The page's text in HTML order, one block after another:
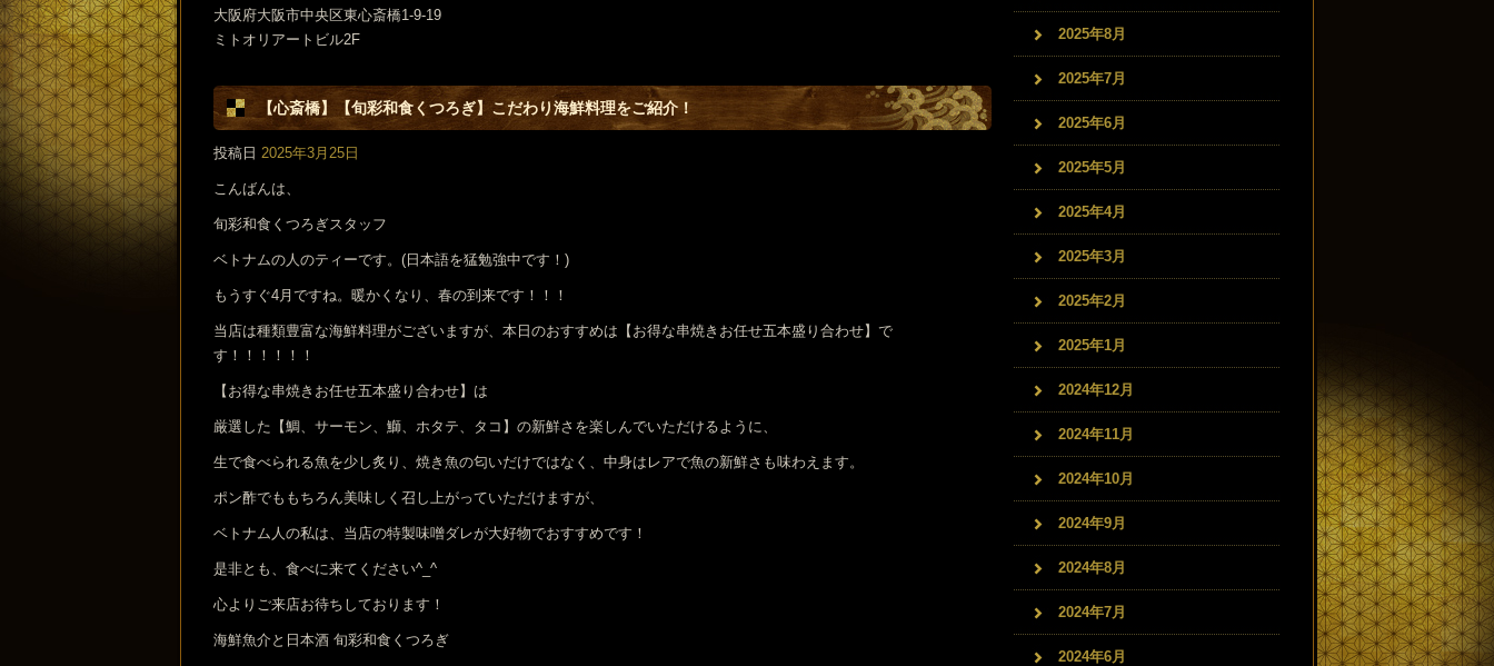
大阪府大阪市中央区東心斎橋1-9-19
ミトオリアートビル2F
【心斎橋】【旬彩和食くつろぎ】こだわり海鮮料理をご紹介！
投稿日 2025年3月25日
こんばんは、
旬彩和食くつろぎスタッフ
ベトナムの人のティーです。(日本語を猛勉強中です！)
もうすぐ4月ですね。暖かくなり、春の到来です！！！
当店は種類豊富な海鮮料理がございますが、本日のおすすめは【お得な串焼きお任せ五本盛り合わせ】で
す！！！！！！
【お得な串焼きお任せ五本盛り合わせ】は
厳選した【鯛、サーモン、鰤、ホタテ、タコ】の新鮮さを楽しんでいただけるように、
生で食べられる魚を少し炙り、焼き魚の匂いだけではなく、中身はレアで魚の新鮮さも味わえます。
ポン酢でももちろん美味しく召し上がっていただけますが、
ベトナム人の私は、当店の特製味噌ダレが大好物でおすすめです！
是非とも、食べに来てください^_^
心よりご来店お待ちしております！
海鮮魚介と日本酒 旬彩和食くつろぎ
2025年8月
2025年7月
2025年6月
2025年5月
2025年4月
2025年3月
2025年2月
2025年1月
2024年12月
2024年11月
2024年10月
2024年9月
2024年8月
2024年7月
2024年6月